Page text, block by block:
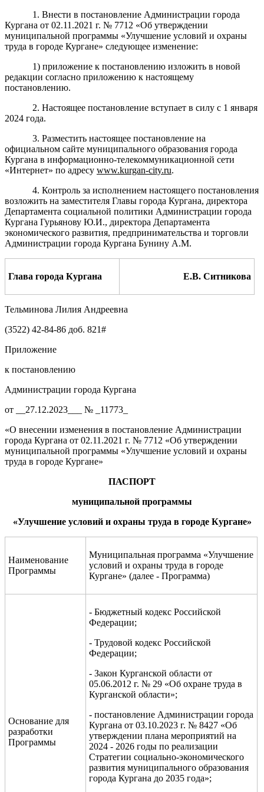
1. Внести в постановление Администрации города
Кургана от 02.11.2021 г. № 7712 «Об утверждении
муниципальной программы «Улучшение условий и охраны
труда в городе Кургане» следующее изменение:
1) приложение к постановлению изложить в новой
редакции согласно приложению к настоящему
постановлению.
2. Настоящее постановление вступает в силу с 1 января
2024 года.
3. Разместить настоящее постановление на
официальном сайте муниципального образования города
Кургана в информационно-телекоммуникационной сети
«Интернет» по адресу www.kurgan-city.ru.
4. Контроль за исполнением настоящего постановления
возложить на заместителя Главы города Кургана, директора
Департамента социальной политики Администрации города
Кургана Гурьянову Ю.И., директора Департамента
экономического развития, предпринимательства и торговли
Администрации города Кургана Бунину А.М.
Глава города Кургана Е.В. Ситникова
Тельминова Лилия Андреевна
(3522) 42-84-86 доб. 821#
Приложение
к постановлению
Администрации города Кургана
от __27.12.2023___ № _11773_
«О внесении изменения в постановление Администрации
города Кургана от 02.11.2021 г. № 7712 «Об утверждении
муниципальной программы «Улучшение условий и охраны
труда в городе Кургане»
ПАСПОРТ
муниципальной программы
«Улучшение условий и охраны труда в городе Кургане»
Наименование
Программы
Муниципальная программа «Улучшение
условий и охраны труда в городе
Кургане» (далее - Программа)
Основание для
разработки
Программы
- Бюджетный кодекс Российской
Федерации;
- Трудовой кодекс Российской
Федерации;
- Закон Курганской области от
05.06.2012 г. № 29 «Об охране труда в
Курганской области»;
- постановление Администрации города
Кургана от 03.10.2023 г. № 8427 «Об
утверждении плана мероприятий на
2024 - 2026 годы по реализации
Стратегии социально-экономического
развития муниципального образования
города Кургана до 2035 года»;